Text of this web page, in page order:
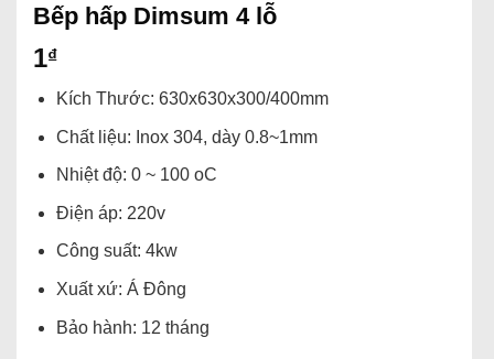
Bếp hấp Dimsum 4 lỗ
1₫
Kích Thước: 630x630x300/400mm
Chất liệu: Inox 304, dày 0.8~1mm
Nhiệt độ: 0 ~ 100 oC
Điện áp: 220v
Công suất: 4kw
Xuất xứ: Á Đông
Bảo hành: 12 tháng